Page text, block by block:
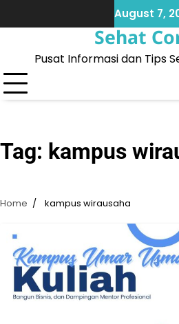
to
August 7,
Sehat
Pusat Informasi dan Tips
Tag: kampus
Home kampus wirausaha